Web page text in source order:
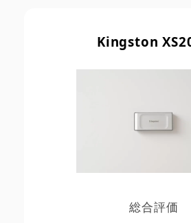
Kingston
総合評価